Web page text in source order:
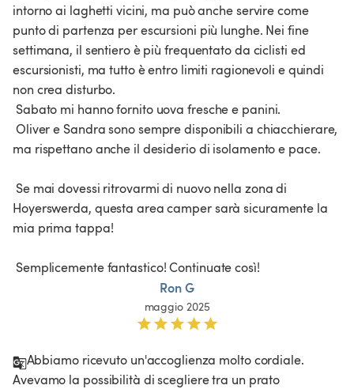
intorno ai laghetti vicini, ma può anche servire come
punto di partenza per escursioni più lunghe. Nei fine
settimana, il sentiero è più frequentato da ciclisti ed
escursionisti, ma tutto è entro limiti ragionevoli e quindi
non crea disturbo.
ma rispettano anche il desiderio di isolamento e pace.
Hoyerswerda, questa area camper sarà sicuramente la
mia prima tappa!
Semplicemente fantastico! Continuate così!
Ron G
maggio 2025
Abbiamo ricevuto un'accoglienza molto cordiale.
Avevamo la possibilità di scegliere tra un prato